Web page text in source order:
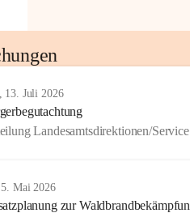
13. Juli 2026
Landesamtsdirektionen/Service
Mai 2026
zur